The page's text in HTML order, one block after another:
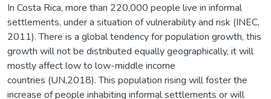
In Costa Rica, more than 220,000 people live in informal
settlements, under a situation of vulnerability and risk (INEC,
2011). There is a global tendency for population growth, this
growth will not be distributed equally geographically, it will
mostly affect low to low-middle income
countries (UN,2018). This population rising will foster the
increase of people inhabiting informal settlements or will